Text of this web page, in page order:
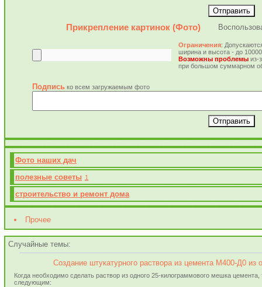
Прикрепление картинок (Фото)
Ограничения:
ширина и высота - до
Возможны проблемыиз-
при большом суммарном
Подписько всем загружаемым фото
Фото наших дач
полезные советы 1
строительство и ремонт дома
Прочее
Случайные темы:
Создание штукатурного раствора из цемента М400-Д0 из
Когда необходимо сделать раствор из одного 25-килограммового мешка
следующим: